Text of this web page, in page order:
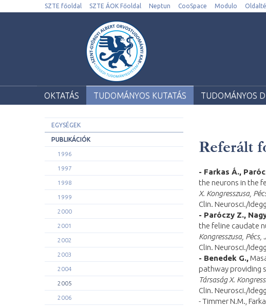
SZTE főoldal SZTE ÁOK Főoldal Neptun CooSpace Modulo
OKTATÁS TUDOMÁNYOS KUTATÁS TUDOMÁNYOS
EGYSÉGEK
PUBLIKÁCIÓK
1996
1997
1998
1999
2000
2001
2002
2003
2004
2005
2006
Referált
- Farkas Á.,
the neurons in the
X. Kongresszusa,
Clin. Neurosci./
- Paróczy Z.,
the feline caudate
Kongresszusa,
Clin. Neurosci./
- Benedek G.,
pathway providing
Társaság X.
Clin. Neurosci./
- Timmer N.M.,